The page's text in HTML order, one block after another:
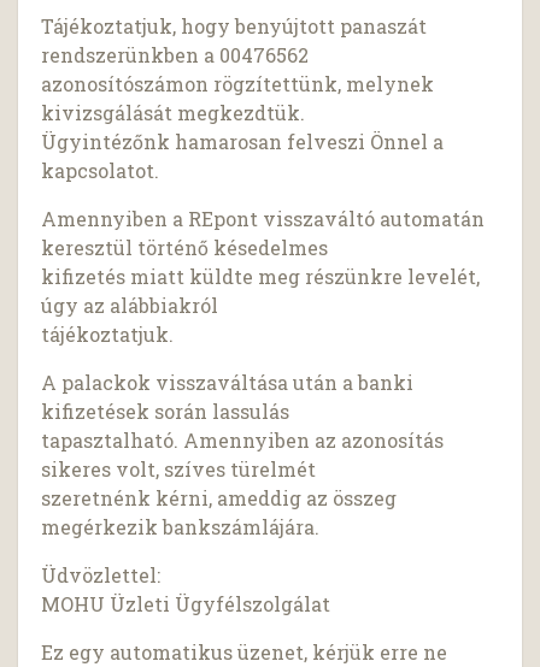
Tájékoztatjuk, hogy benyújtott panaszát
rendszerünkben a 00476562
azonosítószámon rögzítettünk, melynek
kivizsgálását megkezdtük.
Ügyintézőnk hamarosan felveszi Önnel a
kapcsolatot.
Amennyiben a REpont visszaváltó automatán
keresztül történő késedelmes
kifizetés miatt küldte meg részünkre levelét,
úgy az alábbiakról
tájékoztatjuk.
A palackok visszaváltása után a banki
kifizetések során lassulás
tapasztalható. Amennyiben az azonosítás
sikeres volt, szíves türelmét
szeretnénk kérni, ameddig az összeg
megérkezik bankszámlájára.
Üdvözlettel:
MOHU Üzleti Ügyfélszolgálat
Ez egy automatikus üzenet, kérjük erre ne